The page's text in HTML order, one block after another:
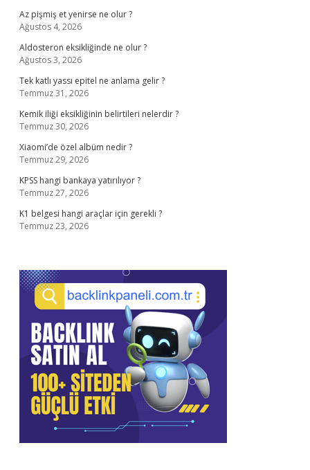
Az pişmiş et yenirse ne olur ?
Ağustos 4, 2026
Aldosteron eksikliğinde ne olur ?
Ağustos 3, 2026
Tek katlı yassı epitel ne anlama gelir ?
Temmuz 31, 2026
Kemik iliği eksikliğinin belirtileri nelerdir ?
Temmuz 30, 2026
Xiaomi’de özel albüm nedir ?
Temmuz 29, 2026
KPSS hangi bankaya yatırılıyor ?
Temmuz 27, 2026
K1 belgesi hangi araçlar için gerekli ?
Temmuz 23, 2026